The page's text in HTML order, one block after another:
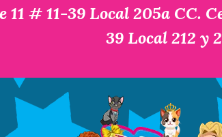
11 # 11-39 Local 205a CC.
39 Local 212 y